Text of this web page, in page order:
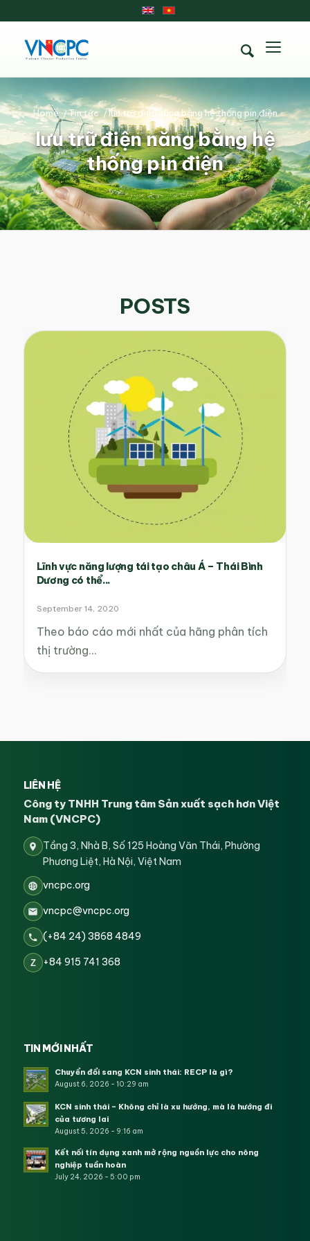
lưu trữ điện năng bằng hệ
thống pin điện
Home /Tin tức /lưu trữ điện năng bằng hệ thống pin điện
POSTS
Lĩnh vực năng lượng tái tạo châu Á – Thái Bình
Dương có thể...
September 14, 2020
Theo báo cáo mới nhất của hãng phân tích
thị trường…
LIÊN HỆ
Công ty TNHH Trung tâm Sản xuất sạch hơn Việt
Nam (VNCPC)
Tầng 3, Nhà B, Số 125 Hoàng Văn Thái, Phường
Phương Liệt, Hà Nội, Việt Nam
vncpc.org
vncpc@vncpc.org
(+84 24) 3868 4849
Z +84 915 741 368
TIN MỚI NHẤT
Chuyển đổi sang KCN sinh thái: RECP là gì?
August 6, 2026 - 10:29 am
KCN sinh thái – Không chỉ là xu hướng, mà là hướng đi
của tương lai
August 5, 2026 - 9:16 am
Kết nối tín dụng xanh mở rộng nguồn lực cho nông
nghiệp tuần hoàn
July 24, 2026 - 5:00 pm